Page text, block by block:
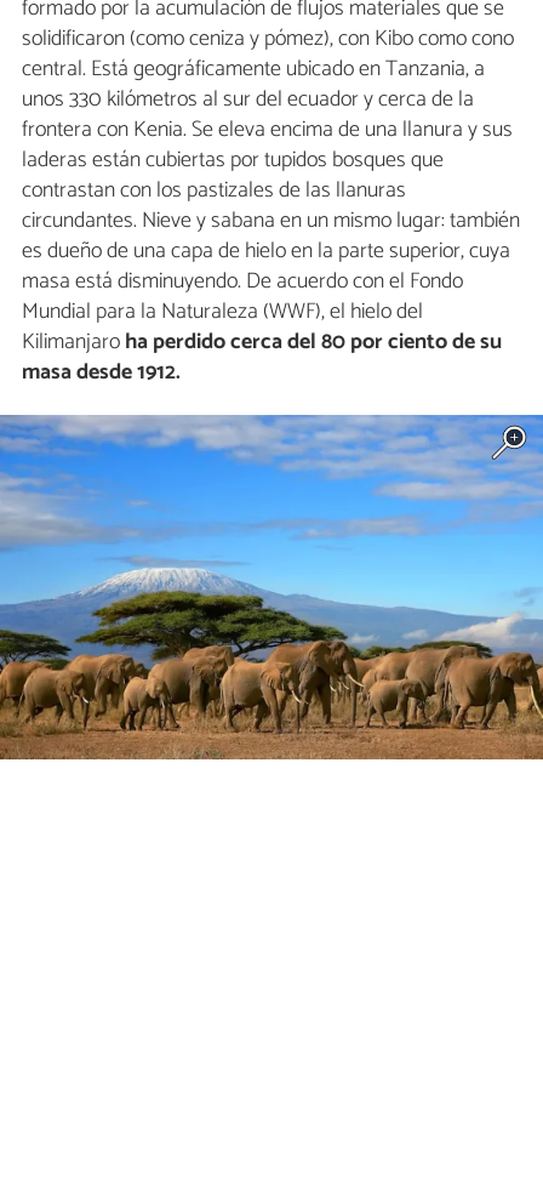
formado por la acumulación de flujos materiales que se
solidificaron (como ceniza y pómez), con Kibo como cono
central. Está geográficamente ubicado en Tanzania, a
unos 330 kilómetros al sur del ecuador y cerca de la
frontera con Kenia. Se eleva encima de una llanura y sus
laderas están cubiertas por tupidos bosques que
contrastan con los pastizales de las llanuras
circundantes. Nieve y sabana en un mismo lugar: también
es dueño de una capa de hielo en la parte superior, cuya
masa está disminuyendo. De acuerdo con el Fondo
Mundial para la Naturaleza (WWF), el hielo del
Kilimanjaroha perdido cerca del 80 por ciento de su
masa desde 1912.